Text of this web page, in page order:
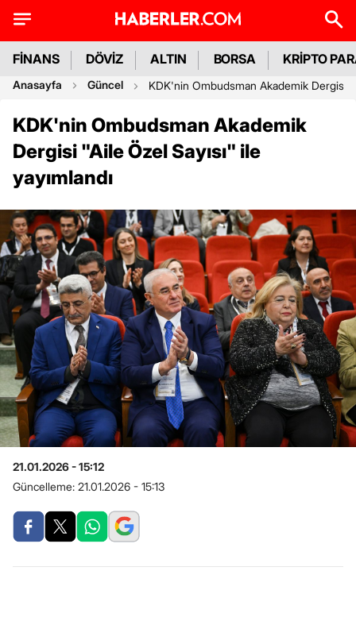
FİNANS DÖVİZ ALTIN BORSA KRİPTO
Anasayfa Güncel KDK'nin Ombudsman Akademik Dergisi
KDK'nin Ombudsman Akademik
Dergisi "Aile Özel Sayısı" ile
yayımlandı
21.01.2026 - 15:12
Güncelleme: 21.01.2026 - 15:13